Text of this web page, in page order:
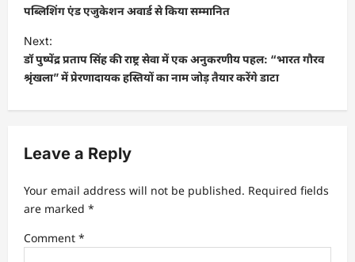
s
t
n
a
v
g
a
t
i
पब्लिशिंग एंड एजुकेशन अवार्ड से किया सम्मानित
Next:
डॉ पुष्पेंद्र प्रताप सिंह की राष्ट्र सेवा में एक अनुकरणीय पहल: “भारत गौरव
श्रृंखला” में प्रेरणादायक हस्तियों का नाम जोड़ तैयार करेंगे डाटा
Leave a Reply
Your email address will not be published. Required fields
are marked *
Comment *